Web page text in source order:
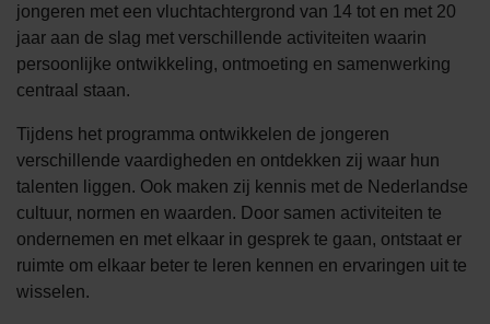
jongeren met een vluchtachtergrond van 14 tot en met 20
jaar aan de slag met verschillende activiteiten waarin
persoonlijke ontwikkeling, ontmoeting en samenwerking
centraal staan.
Tijdens het programma ontwikkelen de jongeren
verschillende vaardigheden en ontdekken zij waar hun
talenten liggen. Ook maken zij kennis met de Nederlandse
cultuur, normen en waarden. Door samen activiteiten te
ondernemen en met elkaar in gesprek te gaan, ontstaat er
ruimte om elkaar beter te leren kennen en ervaringen uit te
wisselen.